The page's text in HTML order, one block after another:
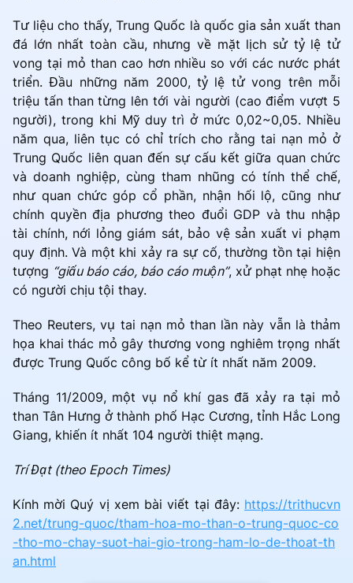
Tư liệu cho thấy, Trung Quốc là quốc gia sản xuất than
đá lớn nhất toàn cầu, nhưng về mặt lịch sử tỷ lệ tử
vong tại mỏ than cao hơn nhiều so với các nước phát
triển. Đầu những năm 2000, tỷ lệ tử vong trên mỗi
triệu tấn than từng lên tới vài người (cao điểm vượt 5
người), trong khi Mỹ duy trì ở mức 0,02~0,05. Nhiều
năm qua, liên tục có chỉ trích cho rằng tai nạn mỏ ở
Trung Quốc liên quan đến sự cấu kết giữa quan chức
và doanh nghiệp, cùng tham nhũng có tính thể chế,
như quan chức góp cổ phần, nhận hối lộ, cũng như
chính quyền địa phương theo đuổi GDP và thu nhập
tài chính, nới lỏng giám sát, bảo vệ sản xuất vi phạm
quy định. Và một khi xảy ra sự cố, thường tồn tại hiện
tượng “giấu báo cáo, báo cáo muộn”, xử phạt nhẹ hoặc
có người chịu tội thay.
Theo Reuters, vụ tai nạn mỏ than lần này vẫn là thảm
họa khai thác mỏ gây thương vong nghiêm trọng nhất
được Trung Quốc công bố kể từ ít nhất năm 2009.
Tháng 11/2009, một vụ nổ khí gas đã xảy ra tại mỏ
than Tân Hưng ở thành phố Hạc Cương, tỉnh Hắc Long
Giang, khiến ít nhất 104 người thiệt mạng.
Trí Đạt (theo Epoch Times)
Kính mời Quý vị xem bài viết tại đây: https://trithucvn
2.net/trung-quoc/tham-hoa-mo-than-o-trung-quoc-co
-tho-mo-chay-suot-hai-gio-trong-ham-lo-de-thoat-th
an.html